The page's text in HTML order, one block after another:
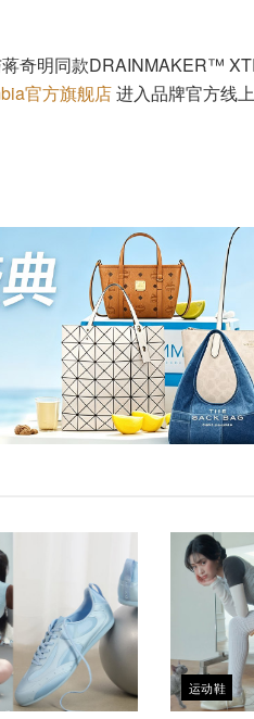
奇明同款DRAINMAKER™
官方旗舰店进入品牌官方线
运动鞋